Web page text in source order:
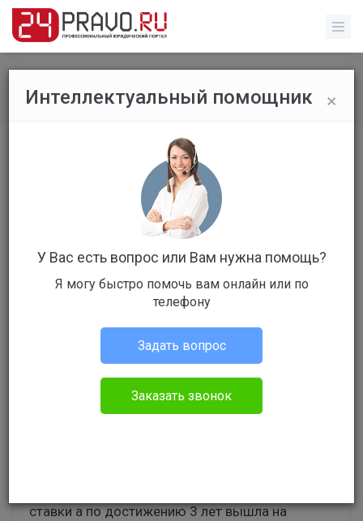
Все вопросы / Гражданское право
Земский доктор и декрет
Стоимость: 79 руб
Вопрос уже решен
Здравствуйте! Я участник программы земский
ставки а по достижению 3 лет вышла на
×
Интеллектуальный помощник
У Вас есть вопрос или Вам нужна помощь?
Я могу быстро помочь вам онлайн или по
телефону
Задать вопрос
Заказать звонок